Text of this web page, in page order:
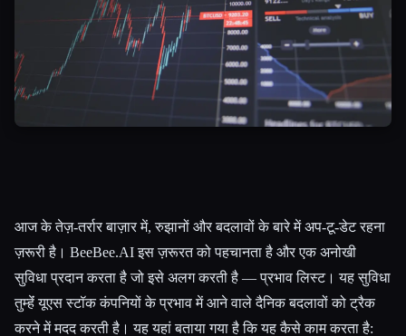
आज के तेज़-तर्रार बाज़ार में, रुझानों और बदलावों के बारे में अप-टू-डेट रहना
ज़रूरी है। BeeBee.AI इस ज़रूरत को पहचानता है और एक अनोखी
सुविधा प्रदान करता है जो इसे अलग करती है — प्रभाव लिस्ट। यह सुविधा
तुम्हेंं यूएस स्टॉक कंपनियों के प्रभाव में आने वाले दैनिक बदलावों को ट्रैक
करने में मदद करती है। यह यहां बताया गया है कि यह कैसे काम करता है: